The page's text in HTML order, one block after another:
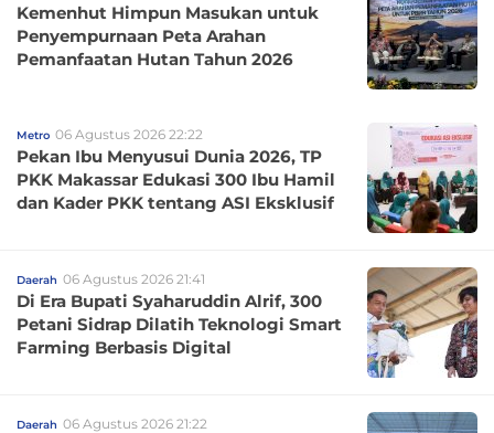
Kemenhut Himpun Masukan untuk
Penyempurnaan Peta Arahan
Pemanfaatan Hutan Tahun 2026
Metro 06 Agustus 2026 22:22
Pekan Ibu Menyusui Dunia 2026, TP
PKK Makassar Edukasi 300 Ibu Hamil
dan Kader PKK tentang ASI Eksklusif
Daerah 06 Agustus 2026 21:41
Di Era Bupati Syaharuddin Alrif, 300
Petani Sidrap Dilatih Teknologi Smart
Farming Berbasis Digital
Daerah 06 Agustus 2026 21:22